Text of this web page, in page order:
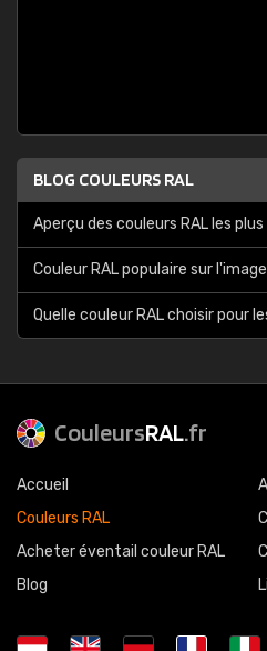
BLOG COULEURS RAL
Aperçu des couleurs RAL les
Couleur RAL populaire sur
Quelle couleur RAL choisir pour
CouleursRAL.fr
Accueil
Couleurs RAL
Acheter éventail couleur RAL
Blog